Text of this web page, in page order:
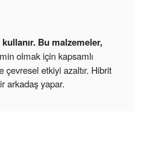
Bu malzemeler,
olmak için kapsamlı
çevresel etkiyi azaltır. Hibrit
arkadaş yapar.